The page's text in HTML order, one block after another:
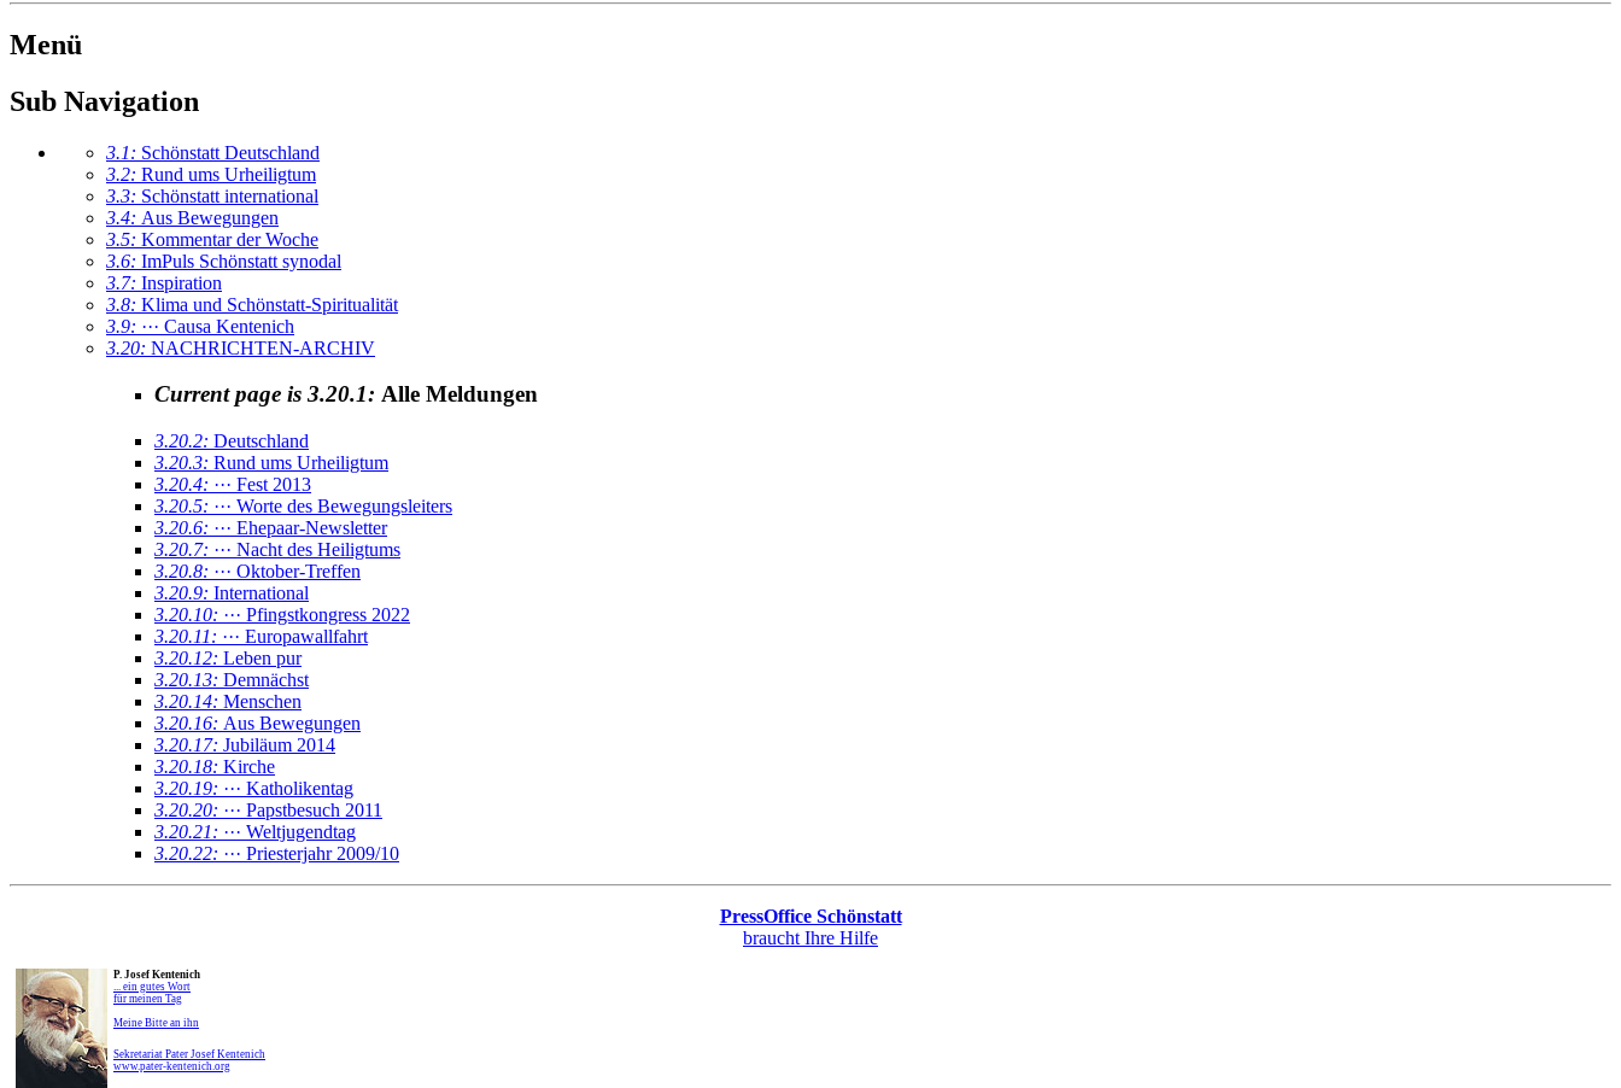
Menü
Sub Navigation
3.1: Schönstatt Deutschland
3.2: Rund ums Urheiligtum
3.3: Schönstatt international
3.4: Aus Bewegungen
3.5: Kommentar der Woche
3.6: ImPuls Schönstatt synodal
3.7: Inspiration
3.8: Klima und Schönstatt-Spiritualität
3.9: ··· Causa Kentenich
3.20: NACHRICHTEN-ARCHIV
Current page is 3.20.1: Alle Meldungen
3.20.2: Deutschland
3.20.3: Rund ums Urheiligtum
3.20.4: ··· Fest 2013
3.20.5: ··· Worte des Bewegungsleiters
3.20.6: ··· Ehepaar-Newsletter
3.20.7: ··· Nacht des Heiligtums
3.20.8: ··· Oktober-Treffen
3.20.9: International
3.20.10: ··· Pfingstkongress 2022
3.20.11: ··· Europawallfahrt
3.20.12: Leben pur
3.20.13: Demnächst
3.20.14: Menschen
3.20.16: Aus Bewegungen
3.20.17: Jubiläum 2014
3.20.18: Kirche
3.20.19: ··· Katholikentag
3.20.20: ··· Papstbesuch 2011
3.20.21: ··· Weltjugendtag
3.20.22: ··· Priesterjahr 2009/10
PressOffice Schönstatt
braucht Ihre Hilfe
P. Josef Kentenich
... ein gutes Wort
für meinen Tag
Meine Bitte an ihn
Sekretariat Pater Josef Kentenich
www.pater-kentenich.org